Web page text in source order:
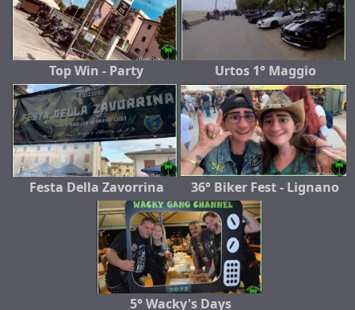
Top Win - Party Urtos 1° Maggio
Festa Della Zavorrina 36° Biker Fest - Lignano
5° Wacky's Days